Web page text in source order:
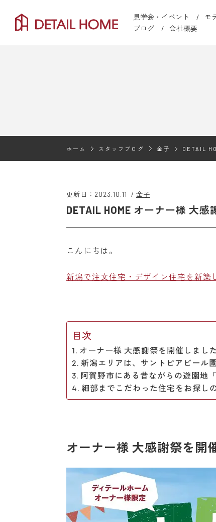
見学会・イベント モ
ブログ
会社概要
ホーム スタッフブログ 金子 DETAIL
更新日：2023.10.11 / 金子
DETAIL HOME オーナー様 大感
こんにちは。
新潟で注文住宅・デザイン住宅を新築
目次
オーナー様 大感謝祭を開催しまし
新潟エリアは、サントピアビール
阿賀野市にある昔ながらの遊園地
細部までこだわった住宅をお探し
オーナー様 大感謝祭を開